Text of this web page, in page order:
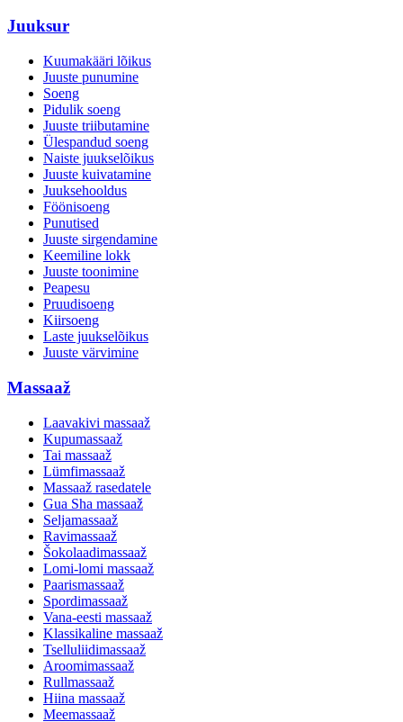
Juuksur
Kuumakääri lõikus
Juuste punumine
Soeng
Pidulik soeng
Juuste triibutamine
Ülespandud soeng
Naiste juukselõikus
Juuste kuivatamine
Juuksehooldus
Föönisoeng
Punutised
Juuste sirgendamine
Keemiline lokk
Juuste toonimine
Peapesu
Pruudisoeng
Kiirsoeng
Laste juukselõikus
Juuste värvimine
Massaaž
Laavakivi massaaž
Kupumassaaž
Tai massaaž
Lümfimassaaž
Massaaž rasedatele
Gua Sha massaaž
Seljamassaaž
Ravimassaaž
Šokolaadimassaaž
Lomi-lomi massaaž
Paarismassaaž
Spordimassaaž
Vana-eesti massaaž
Klassikaline massaaž
Tselluliidimassaaž
Aroomimassaaž
Rullmassaaž
Hiina massaaž
Meemassaaž